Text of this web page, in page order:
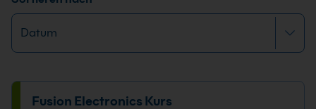
Fusion Electronics Kurs